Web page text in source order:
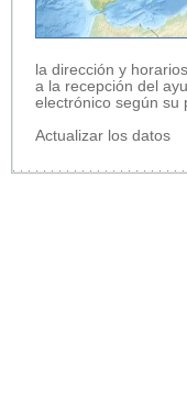
la dirección y
a la recepción del
electrónico según su
Actualizar los datos